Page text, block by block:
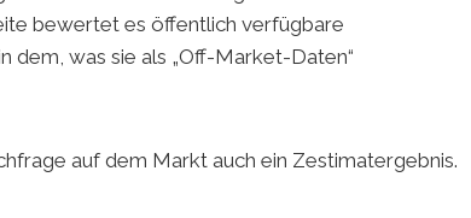
bewertet es öffentlich verfügbare
dem, was sie als „Off-Market-Daten“
auf dem Markt auch ein Zestimatergebnis.